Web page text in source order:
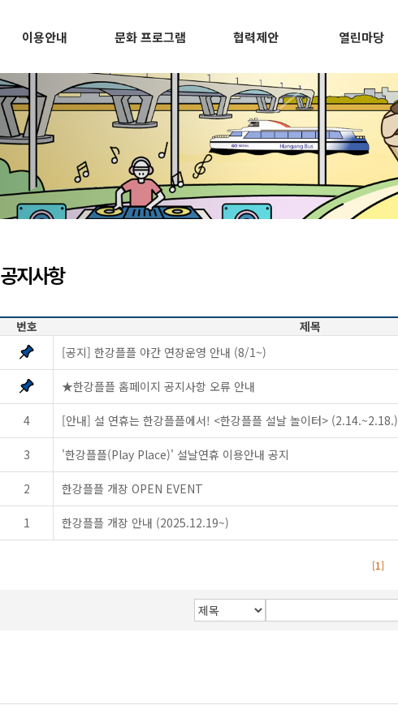
이용안내 문화 프로그램 협력제안 열린마당
공지사항
번호 제목
[공지] 한강플플 야간 연장운영 안내 (8/1~)
★한강플플 홈페이지 공지사항 오류 안내
4 [안내] 설 연휴는 한강플플에서! <한강플플 설날 놀이터> (2.14.~2.18.)
3 '한강플플(Play Place)' 설날연휴 이용안내 공지
2 한강플플 개장 OPEN EVENT
1 한강플플 개장 안내 (2025.12.19~)
[1]